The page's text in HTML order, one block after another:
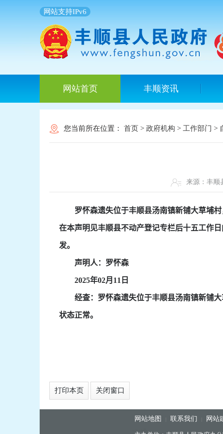
网站支持IPv6
网站首页 丰顺资讯
您当前所在位置： 首页 > 政府机构 > 工作部门 >
来源：丰
罗怀森遗失位于丰顺县汤南镇新铺大草埔村
在本声明见丰顺县不动产登记专栏后十五工作
发。
声明人： 罗怀森
2025年02月 11 日
经查： 罗怀森遗失位于丰顺县汤南镇新铺
状态正常。
打印本页 关闭窗口
网站地图 联系我们 网站